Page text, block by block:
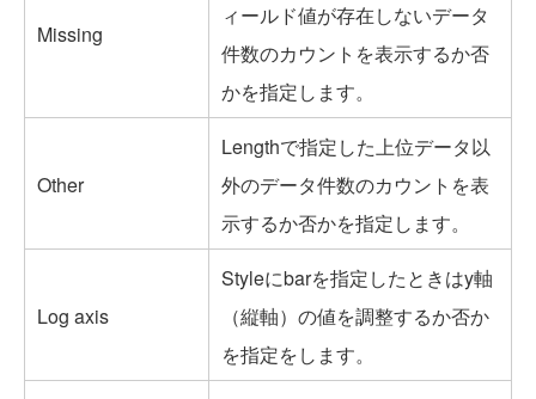
Missing
ィールド値が存在しないデータ
件数のカウントを表示するか否
かを指定します。
Other
Lengthで指定した上位データ以
外のデータ件数のカウントを表
示するか否かを指定します。
Log axis
Styleにbarを指定したときはy軸
（縦軸）の値を調整するか否か
を指定をします。